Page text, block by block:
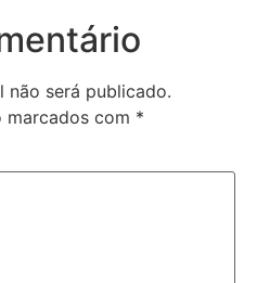
não será publicado.
marcados com *